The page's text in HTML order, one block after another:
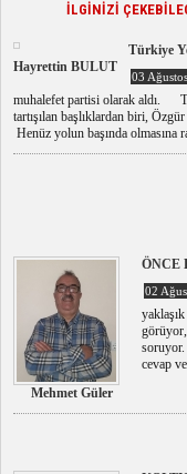
İLGİNİZİ
Hayrettin BULUT
Türkiye
03
muhalefet partisi olarak aldı.
tartışılan başlıklardan biri,
Henüz yolun başında olmasına
Mehmet Güler
ÖNCE
02
görüyor,
soruyor.
cevap